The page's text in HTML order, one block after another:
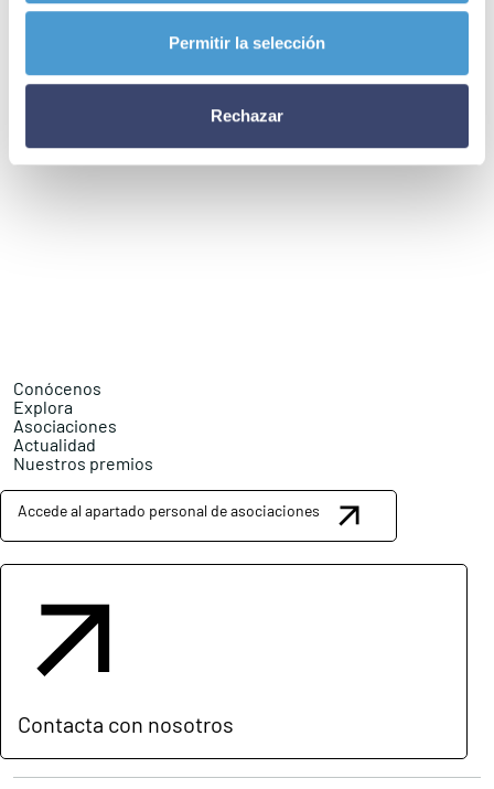
Permitir la selección
Rechazar
Conócenos
Explora
Asociaciones
Actualidad
Nuestros premios
Accede al apartado personal de asociaciones
Contacta con nosotros